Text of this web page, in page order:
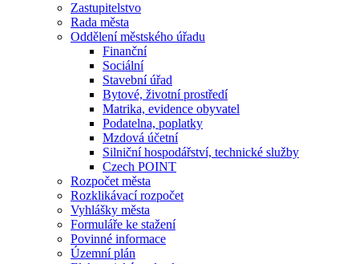
Zastupitelstvo
Rada města
Oddělení městského úřadu
Finanční
Sociální
Stavební úřad
Bytové, životní prostředí
Matrika, evidence obyvatel
Podatelna, poplatky
Mzdová účetní
Silniční hospodářství, technické služby
Czech POINT
Rozpočet města
Rozklikávací rozpočet
Vyhlášky města
Formuláře ke stažení
Povinné informace
Územní plán